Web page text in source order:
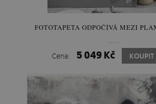
FOTOTAPETA ODPOČÍVÁ MEZI
Cena: 5 049 Kč KOUPIT